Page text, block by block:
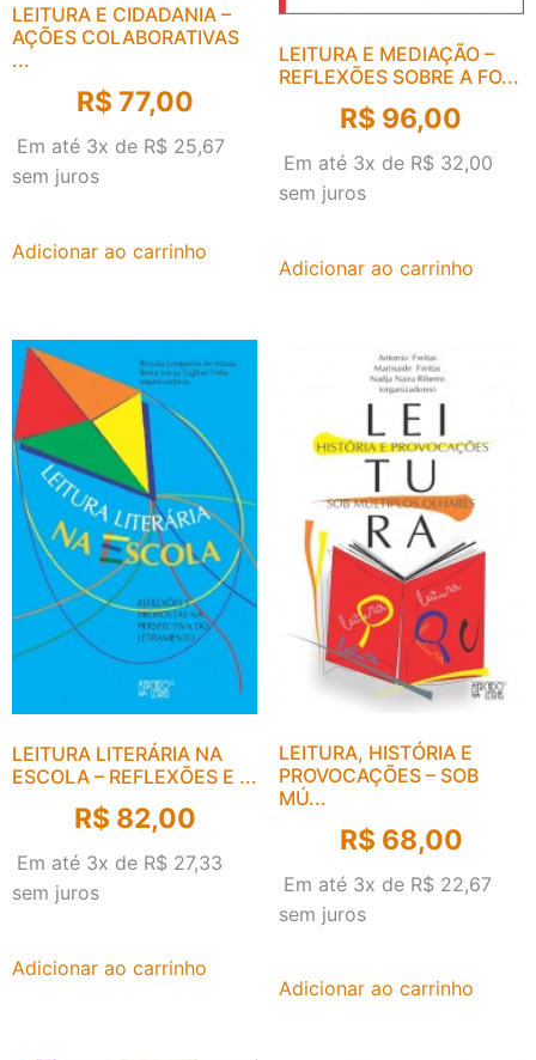
LEITURA E CIDADANIA –
AÇÕES COLABORATIVAS
...
R$ 77,00
Em até 3x de R$ 25,67
sem juros
Adicionar ao carrinho
LEITURA E MEDIAÇÃO –
REFLEXÕES SOBRE A FO...
R$ 96,00
Em até 3x de R$ 32,00
sem juros
Adicionar ao carrinho
LEITURA LITERÁRIA NA
ESCOLA – REFLEXÕES E ...
R$ 82,00
Em até 3x de R$ 27,33
sem juros
Adicionar ao carrinho
LEITURA, HISTÓRIA E
PROVOCAÇÕES – SOB
MÚ...
R$ 68,00
Em até 3x de R$ 22,67
sem juros
Adicionar ao carrinho